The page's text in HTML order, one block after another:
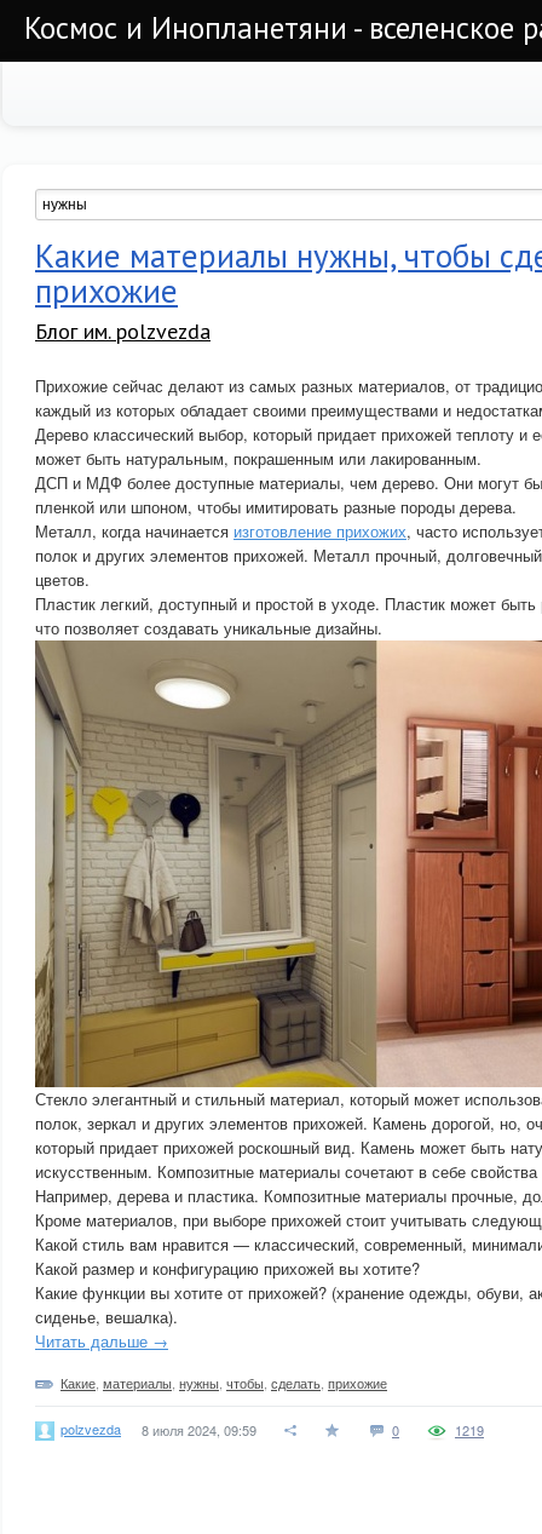
Космос и Инопланетяни - вселенское
Какие материалы нужны, чтобы
прихожие
Блог им. polzvezda
Прихожие сейчас делают из самых разных материалов, от
каждый из которых обладает своими преимуществами и
Дерево классический выбор, который придает прихожей теплоту и
может быть натуральным, покрашенным или лакированным.
ДСП и МДФ более доступные материалы, чем дерево. Они могут
пленкой или шпоном, чтобы имитировать разные породы дерева.
Металл, когда начинается изготовление прихожих, часто
полок и других элементов прихожей. Металл прочный,
цветов.
Пластик легкий, доступный и простой в уходе. Пластик может быть
что позволяет создавать уникальные дизайны.
Стекло элегантный и стильный материал, который может
полок, зеркал и других элементов прихожей. Камень дорогой, но,
который придает прихожей роскошный вид. Камень может быть
искусственным. Композитные материалы сочетают в себе
Например, дерева и пластика. Композитные материалы прочные,
Кроме материалов, при выборе прихожей стоит учитывать
Какой стиль вам нравится — классический, современный,
Какой размер и конфигурацию прихожей вы хотите?
Какие функции вы хотите от прихожей? (хранение одежды, обуви,
сиденье, вешалка).
Читать дальше →
Какие материалы нужны чтобы сделать прихожие
polzvezda 8 июля 2024, 09:59 0 1219